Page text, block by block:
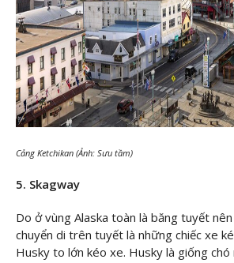
Cảng Ketchikan (Ảnh: Sưu tầm)
5. Skagway
Do ở vùng Alaska toàn là băng tuyết
chuyển di trên tuyết là những chiếc xe
Husky to lớn kéo xe. Husky là giống